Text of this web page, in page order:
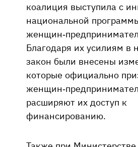
коалиция выступила с
национальной
женщин-
Благодаря их усилиям в
закон были внесены
которые официально
женщин-
расширяют их доступ к
финансированию.